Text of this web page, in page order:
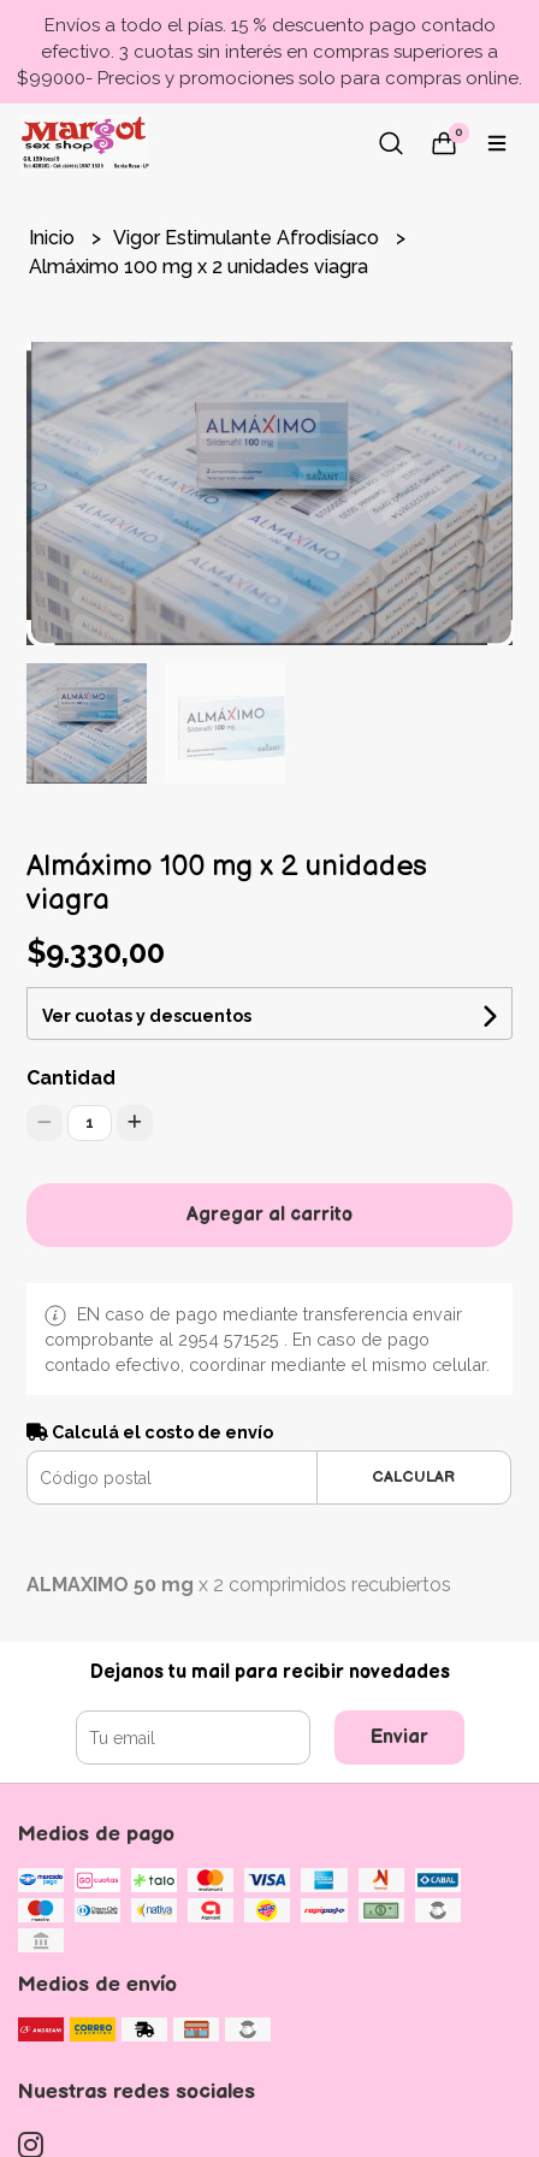
Envíos a todo el pías. 15 % descuento pago contado
efectivo. 3 cuotas sin interés en compras superiores a
$99000- Precios y promociones solo para compras online.
0
Inicio
Vigor Estimulante Afrodisíaco
Almáximo 100 mg x 2 unidades viagra
Almáximo 100 mg x 2 unidades
viagra
$9.330,00
Ver cuotas y descuentos
Cantidad
1
Agregar al carrito
EN caso de pago mediante transferencia envair
comprobante al 2954 571525 . En caso de pago
contado efectivo, coordinar mediante el mismo celular.
Calculá el costo de envío
CALCULAR
ALMAXIMO 50 mg x 2 comprimidos recubiertos
Dejanos tu mail para recibir novedades
Enviar
Medios de pago
Medios de envío
Nuestras redes sociales